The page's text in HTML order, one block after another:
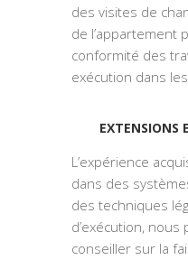
des visites de
de l’appartement
conformité des
exécution dans
EXTENSIONS
L’expérience
dans des
des techniques
d’exécution,
conseiller sur la